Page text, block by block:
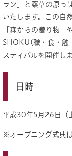
ラン」と薬草の原っ
いたします。この自
「森からの贈り物」
SHOKU(職・食・触
スティバルを開催しま
日時
平成30年5月26日（
※オープニング式典